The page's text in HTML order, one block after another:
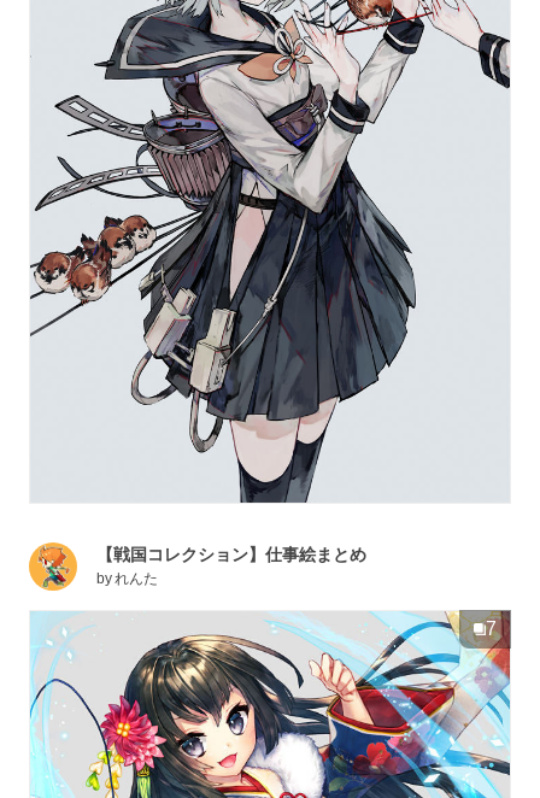
【戦国コレクション】仕事絵まとめ
byれんた
7